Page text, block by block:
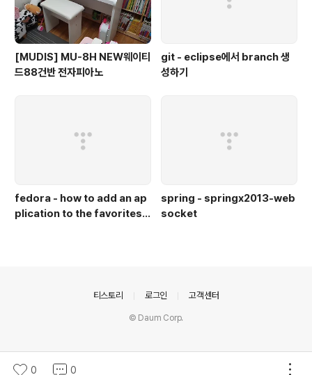
[MUDIS] MU-8H NEW웨이티
드88건반 전자피아노
git - eclipse에서 branch 생
성하기
fedora - how to add an ap
plication to the favorites b
spring - springx2013-web
socket
0 0
티스토리 로그인 고객센터
© Daum Corp.